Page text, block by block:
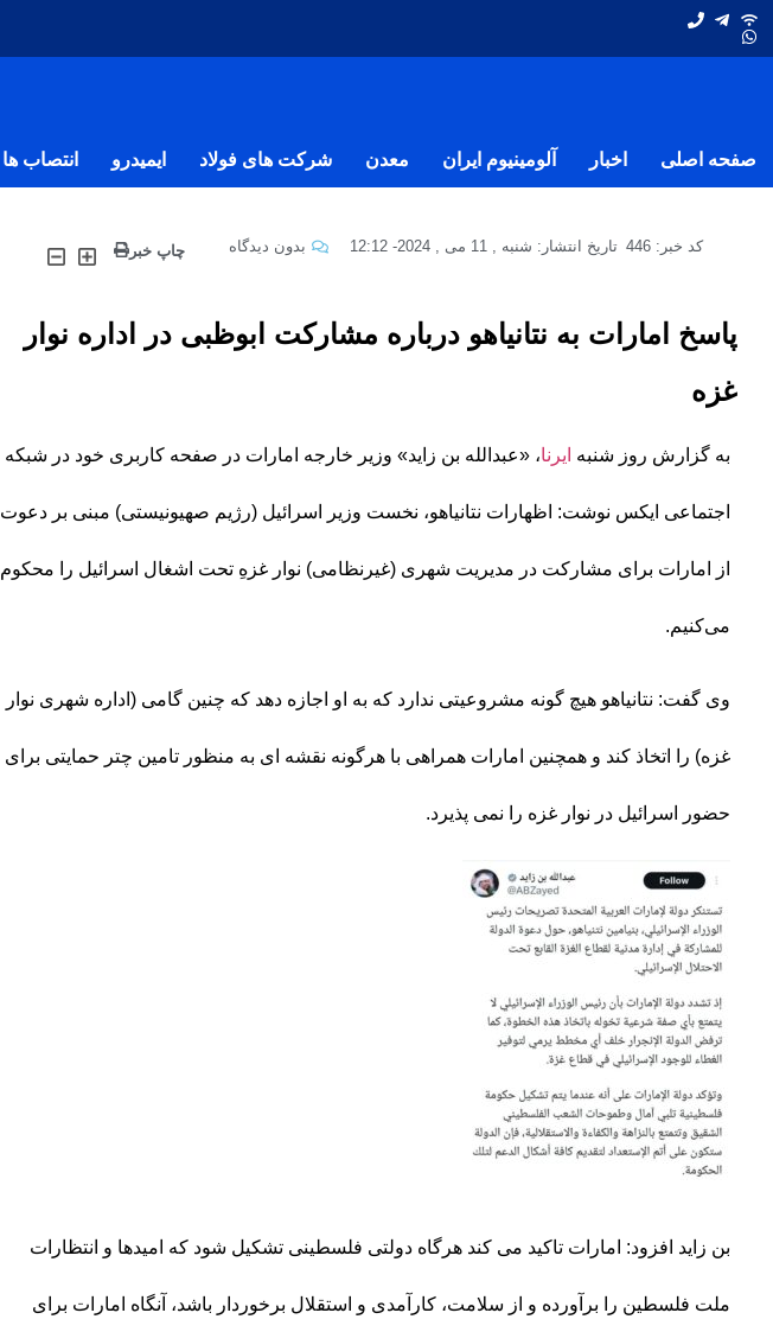
صفحه اصلی
اخبار آلومینیوم ایران معدن شرکت های فولاد ایمیدرو انتصاب ها
کد خبر: 446 تاریخ انتشار: شنبه , 11 می , 2024 -
12:12 بدون دیدگاه چاپ خبر
پاسخ امارات به نتانیاهو درباره مشارکت ابوظبی در اداره نوار
غزه
به گزارش روز شنبه ایرنا، «عبدالله بن زاید» وزیر خارجه امارات در صفحه کاربری خود در شبکه
اجتماعی ایکس نوشت: اظهارات نتانیاهو، نخست وزیر اسرائیل (رژیم صهیونیستی) مبنی بر دعوت
از امارات برای مشارکت در مدیریت شهری (غیرنظامی) نوار غزهِ تحت اشغال اسرائیل را محکوم
می‌کنیم.
وی گفت: نتانیاهو هیچ گونه مشروعیتی ندارد که به او اجازه دهد که چنین گامی (اداره شهری نوار
غزه) را اتخاذ کند و همچنین امارات همراهی با هرگونه نقشه ای به منظور تامین چتر حمایتی برای
حضور اسرائیل در نوار غزه را نمی پذیرد.
بن زاید افزود: امارات تاکید می کند هرگاه دولتی فلسطینی تشکیل شود که امیدها و انتظارات
ملت فلسطین را برآورده و از سلامت، کارآمدی و استقلال برخوردار باشد، آنگاه امارات برای